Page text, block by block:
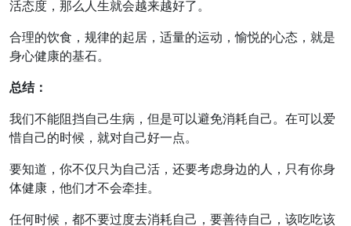
活态度，那么人生就会越来越好了。
合理的饮食，规律的起居，适量的运动，愉悦的心态，就是
身心健康的基石。
总结：
我们不能阻挡自己生病，但是可以避免消耗自己。在可以爱
惜自己的时候，就对自己好一点。
要知道，你不仅只为自己活，还要考虑身边的人，只有你身
体健康，他们才不会牵挂。
任何时候，都不要过度去消耗自己，要善待自己，该吃吃该